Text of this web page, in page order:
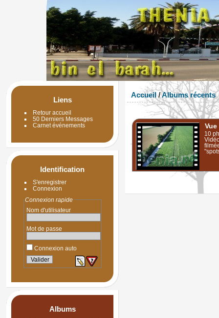
Liens
Retour accueil
50 Derniers Messages
Carnet événements
Identification
S'enregistrer
Connexion
Connexion rapide
Nom d'utilisateur
Mot de passe
Connexion auto
Albums
Accueil/Albums récents
10